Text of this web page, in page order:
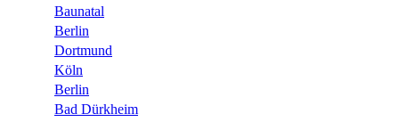
Baunatal
Berlin
Dortmund
Köln
Berlin
Bad Dürkheim